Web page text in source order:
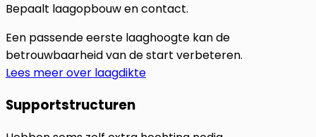
Bepaalt laagopbouw en contact.
Een passende eerste laaghoogte kan de
betrouwbaarheid van de start verbeteren.
Lees meer over laagdikte
Supportstructuren